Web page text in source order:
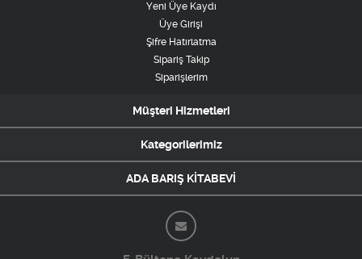
Yeni Üye Kaydı
Üye Girişi
Şifre Hatırlatma
Sipariş Takip
Siparişlerim
Müşteri Hizmetleri
Kategorilerimiz
ADA BARIŞ KİTABEVİ